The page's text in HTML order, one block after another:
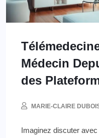
Médecin
des
MARIE-CLAIRE
Imaginez discuter